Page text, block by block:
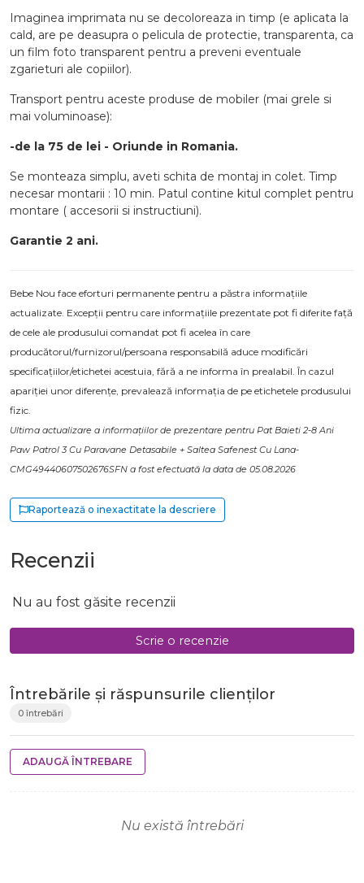
Imaginea imprimata nu se decoloreaza in timp (e aplicata la
cald, are pe deasupra o pelicula de protectie, transparenta, ca
un film foto transparent pentru a preveni eventuale
zgarieturi ale copiilor).
Transport pentru aceste produse de mobiler (mai grele si
mai voluminoase):
-de la 75 de lei - Oriunde in Romania.
Se monteaza simplu, aveti schita de montaj in colet. Timp
necesar montarii : 10 min. Patul contine kitul complet pentru
montare ( accesorii si instructiuni).
Garantie 2 ani.
Bebe Nou face eforturi permanente pentru a păstra informațiile
actualizate. Excepții pentru care informațiile prezentate pot fi diferite față
de cele ale produsului comandat pot fi acelea în care
producătorul/furnizorul/persoana responsabilă aduce modificări
specificațiilor/etichetei acestuia, fără a ne informa în prealabil. În cazul
apariției unor diferențe, prevalează informația de pe etichetele produsului
fizic.
Ultima actualizare a informațiilor de prezentare pentru Pat Baieti 2-8 Ani
Paw Patrol 3 Cu Paravane Detasabile + Saltea Safenest Cu Lana-
CMG49440607502676SFN a fost efectuată la data de 05.08.2026
Raportează o inexactitate la descriere
Recenzii
Nu au fost găsite recenzii
Scrie o recenzie
Întrebările și răspunsurile clienților
0 întrebări
ADAUGĂ ÎNTREBARE
Nu există întrebări